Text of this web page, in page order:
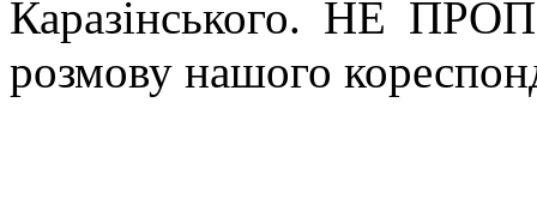
Каразінського. НЕ
розмову нашого